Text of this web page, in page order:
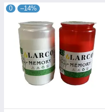
0 –14%